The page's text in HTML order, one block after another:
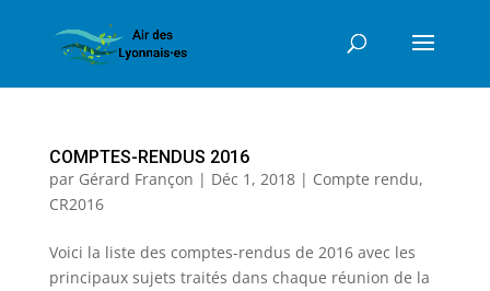
COMPTES-RENDUS 2016
par Gérard Françon | Déc 1, 2018| Compte rendu,
CR2016
Voici la liste des comptes-rendus de 2016 avec les
principaux sujets traités dans chaque réunion de la